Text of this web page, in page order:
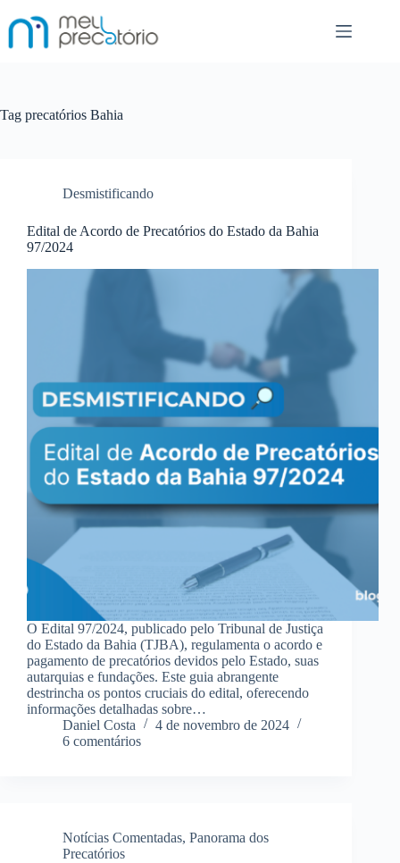
para
Tag precatórios Bahia
Desmistificando
Edital de Acordo de Precatórios do Estado da Bahia
97/2024
O Edital 97/2024, publicado pelo Tribunal de Justiça
do Estado da Bahia (TJBA), regulamenta o acordo e
pagamento de precatórios devidos pelo Estado, suas
autarquias e fundações. Este guia abrangente
destrincha os pontos cruciais do edital, oferecendo
informações detalhadas sobre…
Daniel Costa
4 de novembro de 2024
6 comentários
Notícias Comentadas, Panorama dos
Precatórios